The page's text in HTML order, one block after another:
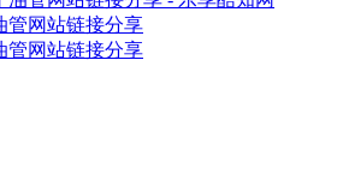
管网站链接分享
管网站链接分享